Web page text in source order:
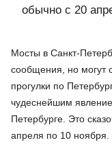
обычно с 20
Мосты в Санкт-
сообщения, но могут
прогулки по
чудеснейшим
Петербурге. Это
апреля по 10 ноября.